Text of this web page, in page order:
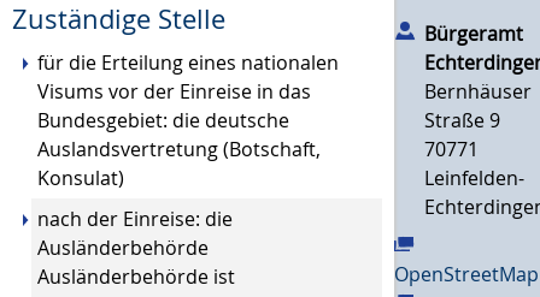
Zuständige Stelle
für die Erteilung eines nationalen
Visums vor der Einreise in das
Bundesgebiet: die deutsche
Auslandsvertretung (Botschaft,
Konsulat)
nach der Einreise: die
Ausländerbehörde
Ausländerbehörde ist
Bürgeramt
Bernhäuser
Straße 9
70771
Leinfelden-
OpenStreetMap